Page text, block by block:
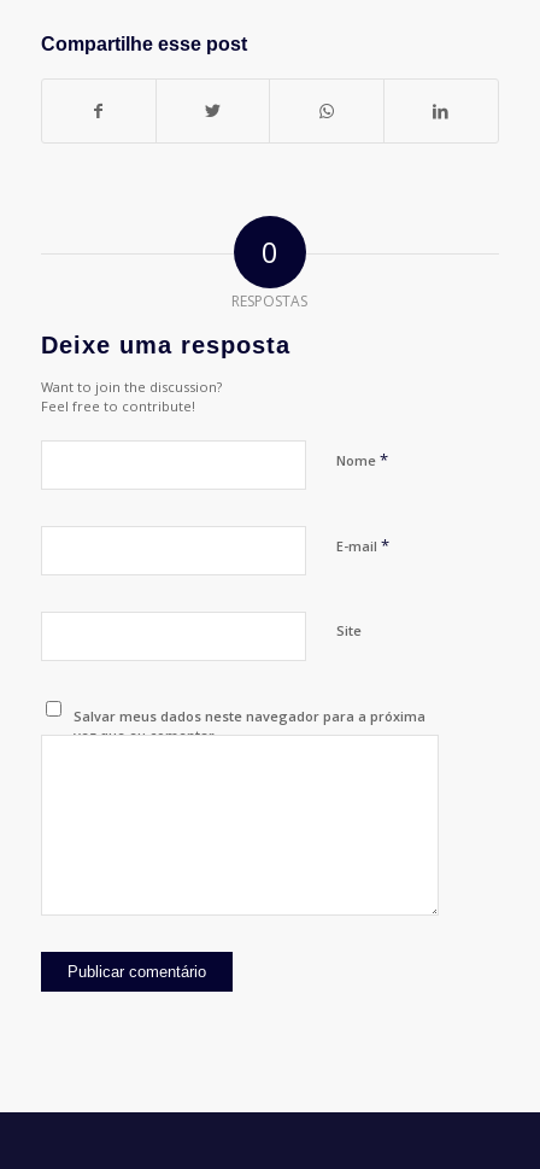
Compartilhe esse post
0
RESPOSTAS
Deixe uma resposta
Want to join the discussion?
Feel free to contribute!
Nome *
E-mail *
Site
Salvar meus dados neste navegador para a próxima
vez que eu comentar.